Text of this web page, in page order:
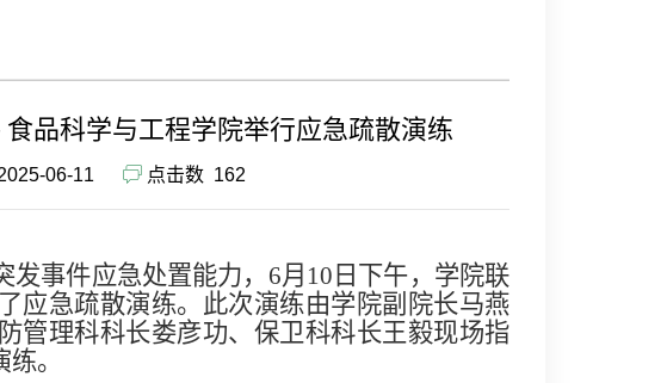
品科学与工程学院举行应急疏散演练
06-11 点击数 162
事件应急处置能力， 6月 10 日下午，学院联
应急疏散演练。此次演练由学院副院长马燕
管理科科长娄彦功、保卫科科长王毅现场指
。